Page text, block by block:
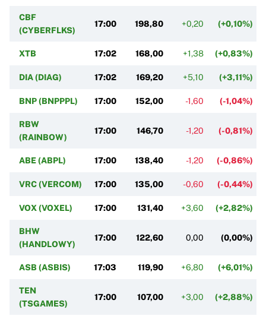
CBF
(CYBERFLKS)
17:00 198,80 +0,20 (+0,10%)
XTB 17:02 168,00 +1,38 (+0,83%)
DIA (DIAG) 17:02 169,20 +5,10 (+3,11%)
BNP (BNPPPL) 17:00 152,00 -1,60 (-1,04%)
RBW
(RAINBOW)
17:00 146,70 -1,20 (-0,81%)
ABE (ABPL) 17:00 138,40 -1,20 (-0,86%)
VRC (VERCOM) 17:00 135,00 -0,60 (-0,44%)
VOX (VOXEL) 17:00 131,40 +3,60 (+2,82%)
BHW
(HANDLOWY)
17:00 122,60 0,00 (0,00%)
ASB (ASBIS) 17:03 119,90 +6,80 (+6,01%)
TEN
(TSGAMES)
17:00 107,00 +3,00 (+2,88%)